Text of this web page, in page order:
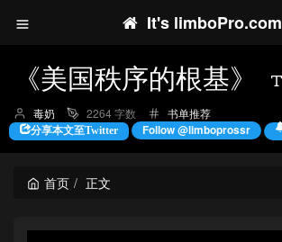
It's limboPro.com
《美国秩序的根基》
博
主：
毒奶 2264 字数
分
类：
书单推荐
分享本文至Twitter Follow @limboprossr
首页 正文